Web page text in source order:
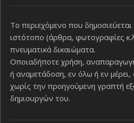
Το περιεχόμενο που
ιστότοπο (άρθρα, φωτογραφίες
πνευματικά δικαιώματα.
Οποιαδήποτε χρήση,
ή αναμετάδοση, εν όλω ή εν
χωρίς την προηγούμενη γραπτή
δημιουργών του.